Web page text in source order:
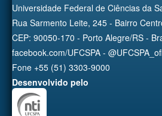
Universidade Federal de Ciências da
Rua Sarmento Leite, 245 - Bairro
CEP: 90050-170 - Porto Alegre/RS -
facebook.com/UFCSPA -
Fone +55 (51) 3303-9000
Desenvolvido pelo